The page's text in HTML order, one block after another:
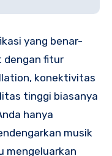
yang benar-
dengan fitur
konektivitas
tinggi biasanya
hanya
musik
mengeluarkan